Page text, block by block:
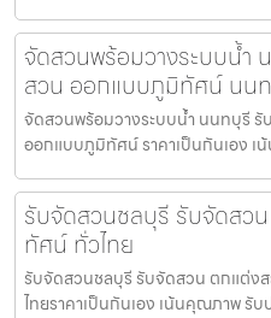
จัดสวนพร้อมวางระบบน้ำ
สวน ออกแบบภูมิทัศน์ นน
จัดสวนพร้อมวางระบบน้ำ นนทบุรี
ออกแบบภูมิทัศน์ ราคาเป็นกันเอง
รับจัดสวนชลบุรี รับจัดสว
ทัศน์ ทั่วไทย
รับจัดสวนชลบุรี รับจัดสวน ตกแต่
ไทยราคาเป็นกันเอง เน้นคุณภาพ รั